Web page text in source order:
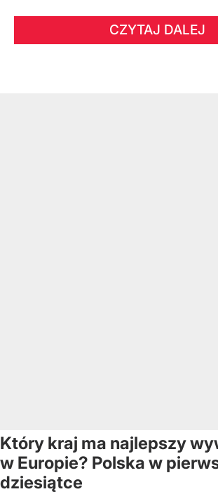
CZYTAJ DALEJ
Który kraj ma najlepszy
w Europie? Polska w
dziesiątce